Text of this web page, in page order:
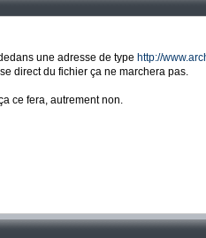
une adresse de type http://
direct du fichier ça ne marchera pas.
ce fera, autrement non.